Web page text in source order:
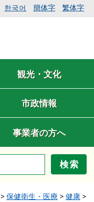
한국어 簡体字 繁体字
観光・文化
市政情報
事業者の方へ
検索
> 保健衛生・医療 > 健康 >